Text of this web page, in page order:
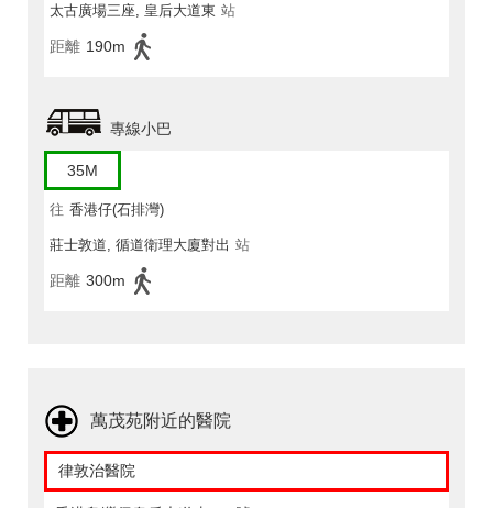
太古廣場三座, 皇后大道東 站
距離 190m
專線小巴
35M
往 香港仔(石排灣)
莊士敦道, 循道衛理大廈對出 站
距離 300m
萬茂苑附近的醫院
律敦治醫院